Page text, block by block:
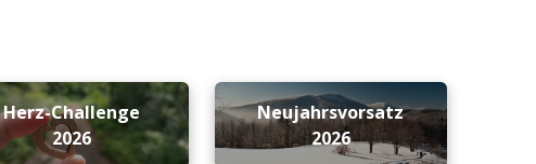
Herz-Challenge
2026
Neujahrsvorsatz
2026